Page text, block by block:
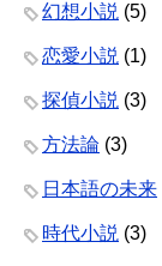
幻想小説 (5)
恋愛小説 (1)
探偵小説 (3)
方法論 (3)
日本語の未来
時代小説 (3)